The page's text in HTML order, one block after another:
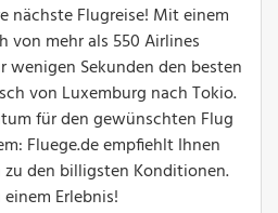
nächste Flugreise! Mit einem
von mehr als 550 Airlines
wenigen Sekunden den besten
von Luxemburg nach Tokio.
für den gewünschten Flug
Fluege.de empfiehlt Ihnen
den billigsten Konditionen.
Erlebnis!